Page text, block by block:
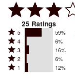
25 Ratings
Rated
5
stars
by
5 59%
Rated
4
stars
by
4 6%
Rated
3
stars
3 16%
Rated
2
2 6%
Rated
1 12%